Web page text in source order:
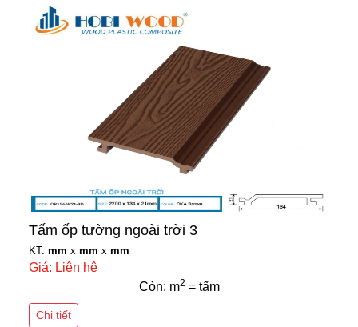
Tấm ốp tường ngoài trời 3
KT: mm x mm x mm
Giá: Liên hệ
Còn: m2 = tấm
Chi tiết